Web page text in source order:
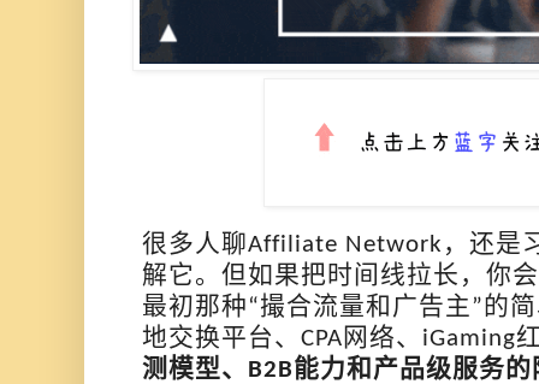
很多人聊Affiliate Network ，还是
解它。但如果把时间线拉长，你
最初那种“撮合流量和广告主”的
地交换平台、 CPA网络、 iGaming
测模型、
B2B能力和产品级服务的